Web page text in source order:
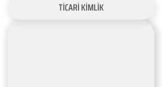
TİCARİ KİMLİK